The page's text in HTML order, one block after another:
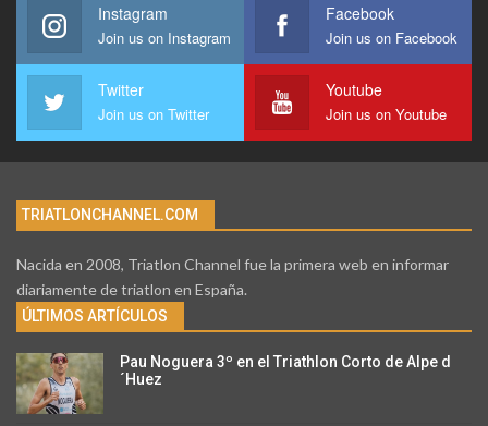
Instagram
Join us on Instagram
Facebook
Join us on Facebook
Twitter
Join us on Twitter
Youtube
Join us on Youtube
TRIATLONCHANNEL.COM
Nacida en 2008, Triatlon Channel fue la primera web en informar
diariamente de triatlon en España.
ÚLTIMOS ARTÍCULOS
Pau Noguera 3º en el Triathlon Corto de Alpe d
´Huez